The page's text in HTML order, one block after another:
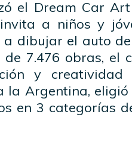
el Dream Car
a niños y
a dibujar el auto
7.476 obras, el
y
la Argentina,
en 3 categorías